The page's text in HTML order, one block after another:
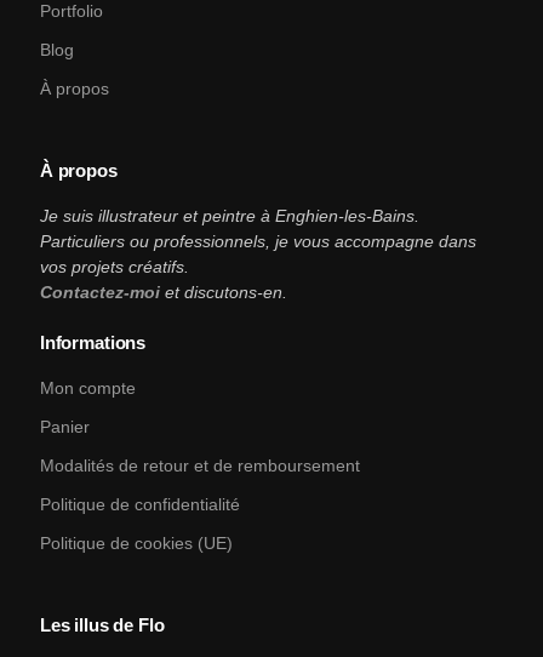
Portfolio
Blog
À propos
À propos
Je suis illustrateur et peintre à Enghien-les-Bains.
Particuliers ou professionnels, je vous accompagne dans
vos projets créatifs.
Contactez-moi et discutons-en.
Informations
Mon compte
Panier
Modalités de retour et de remboursement
Politique de confidentialité
Politique de cookies (UE)
Les illus de Flo